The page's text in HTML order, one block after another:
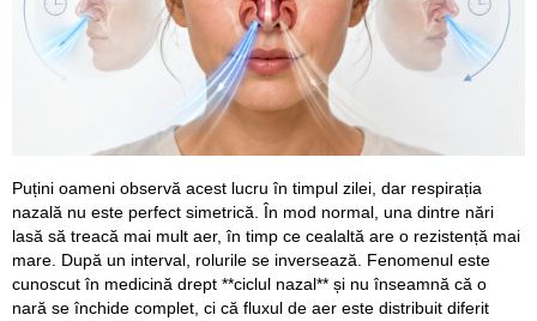
Puțini oameni observă acest lucru în timpul zilei, dar respirația
nazală nu este perfect simetrică. În mod normal, una dintre nări
lasă să treacă mai mult aer, în timp ce cealaltă are o rezistență mai
mare. După un interval, rolurile se inversează. Fenomenul este
cunoscut în medicină drept **ciclul nazal** și nu înseamnă că o
nară se închide complet, ci că fluxul de aer este distribuit diferit